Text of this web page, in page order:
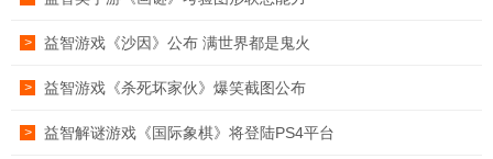
> 益智游戏《沙因》公布 满世界都是鬼火
> 益智游戏《杀死坏家伙》爆笑截图公布
> 益智解谜游戏《国际象棋》将登陆PS4平台